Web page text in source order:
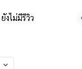
ยังไม่มีรีวิว